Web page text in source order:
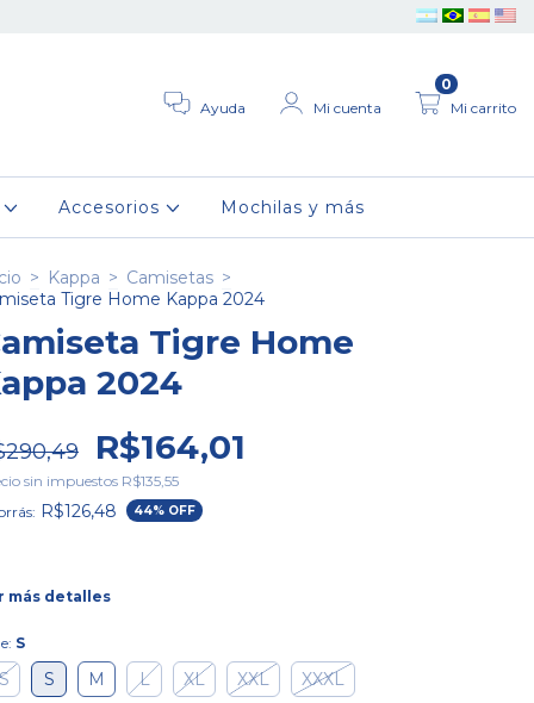
Ayuda Mi cuenta Mi carrito
0
Accesorios Mochilas y más
> Kappa > Camisetas >
Tigre Home Kappa 2024
Tigre Home
2024
R$164,01
sin impuestos R$135,55
R$126,48 44% OFF
más detalles
S
S M L XL XXL XXXL